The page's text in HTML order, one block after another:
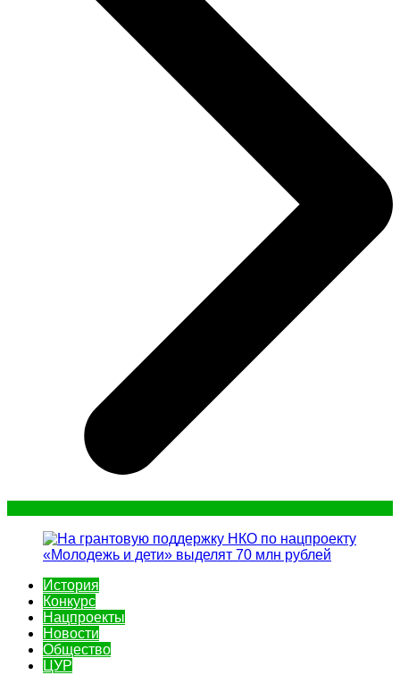
История
Конкурс
Нацпроекты
Новости
Общество
ЦУР